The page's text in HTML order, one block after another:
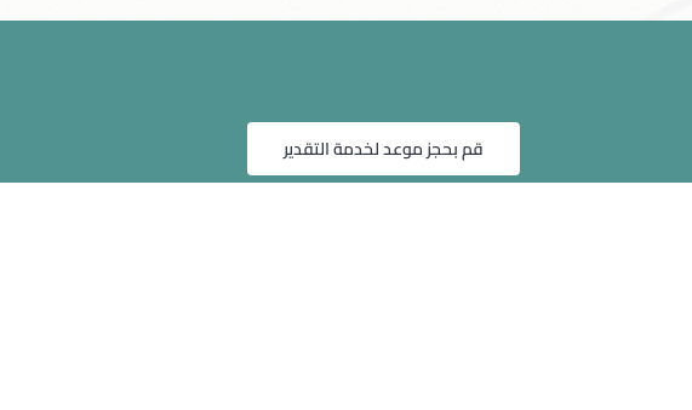
قم بحجز موعد لخدمة التقدير